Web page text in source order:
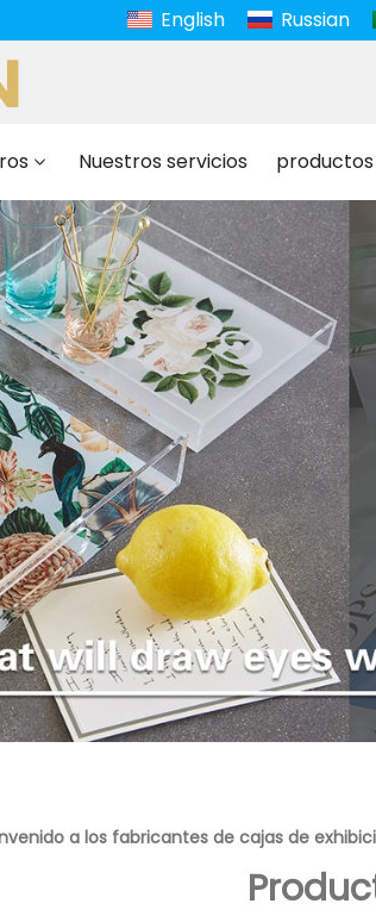
English Russian
Nuestros servicios productos
a los fabricantes de cajas de